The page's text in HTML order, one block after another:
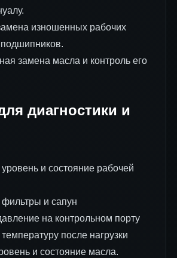
изношенных рабочих
замена масла и контроль его
диагностики и
и состояние рабочей
и сапун
на контрольном порту
после нагрузки
и состояние масла.